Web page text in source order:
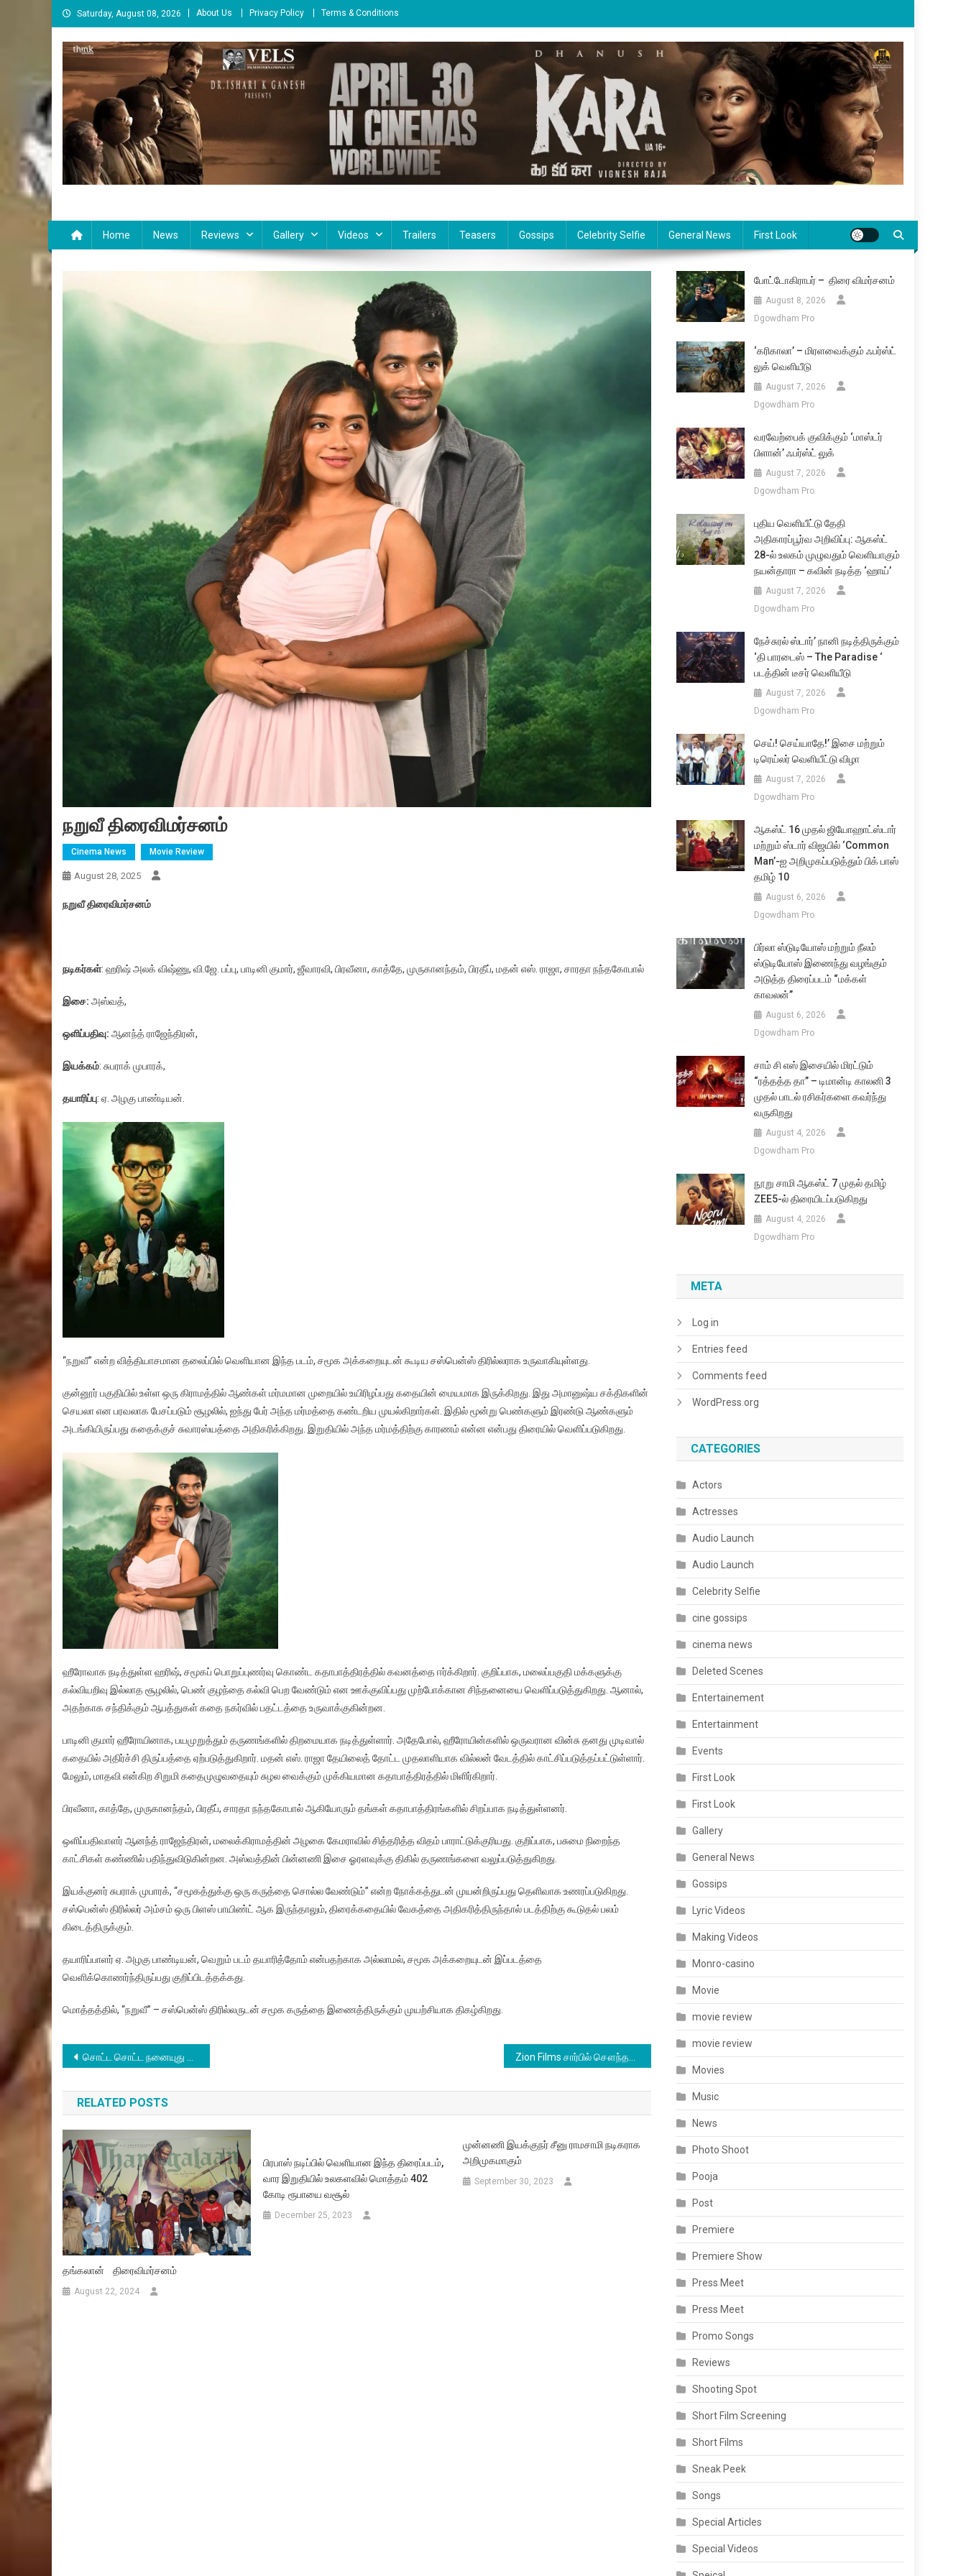
Skip
to
content
Saturday, August 08, 2026 About Us Privacy Policy Terms & Conditions
Cinema Paarvai
Home News Reviews Gallery Videos Trailers Teasers Gossips Celebrity Selfie General News First Look
நறுவீ திரைவிமர்சனம்
Cinema News Movie Review
August 28, 2025
நறுவீ திரைவிமர்சனம்
நடிகர்கள்: ஹரிஷ் அலக் விஷ்ணு, வி.ஜே. பப்பு, பாடினி குமார், ஜீவாரவி, பிரவீனா, காத்தே, முருகானந்தம், பிரதீப், மதன் எஸ். ராஜா, சாரதா நந்தகோபால்
இசை: அஸ்வத்,
ஒளிப்பதிவு: ஆனந்த் ராஜேந்திரன்,
இயக்கம்: சுபராக் முபாரக்,
தயாரிப்பு: ஏ. அழகு பாண்டியன்.
“நறுவீ” என்ற வித்தியாசமான தலைப்பில் வெளியான இந்த படம், சமூக அக்கறையுடன் கூடிய சஸ்பென்ஸ் திரில்லராக உருவாகியுள்ளது.
குன்னூர் பகுதியில் உள்ள ஒரு கிராமத்தில் ஆண்கள் மர்மமான முறையில் உயிரிழப்பது கதையின் மையமாக இருக்கிறது. இது அமானுஷ்ய சக்திகளின்
செயலா என பரவலாக பேசப்படும் சூழலில், ஐந்து பேர் அந்த மர்மத்தை கண்டறிய முயல்கிறார்கள். இதில் மூன்று பெண்களும் இரண்டு ஆண்களும்
அடங்கியிருப்பது கதைக்குச் சுவாரஸ்யத்தை அதிகரிக்கிறது. இறுதியில் அந்த மர்மத்திற்கு காரணம் என்ன என்பது திரையில் வெளிப்படுகிறது.
ஹீரோவாக நடித்துள்ள ஹரிஷ், சமூகப் பொறுப்புணர்வு கொண்ட கதாபாத்திரத்தில் கவனத்தை ஈர்க்கிறார். குறிப்பாக, மலைப்பகுதி மக்களுக்கு
கல்வியறிவு இல்லாத சூழலில், பெண் குழந்தை கல்வி பெற வேண்டும் என ஊக்குவிப்பது முற்போக்கான சிந்தனையை வெளிப்படுத்துகிறது. ஆனால்,
அதற்காக சந்திக்கும் ஆபத்துகள் கதை நகர்வில் பதட்டத்தை உருவாக்குகின்றன.
பாடினி குமார் ஹீரோயினாக, பயமுறுத்தும் தருணங்களில் திறமையாக நடித்துள்ளார். அதேபோல், ஹீரோயின்களில் ஒருவரான வின்சு தனது முடிவால்
கதையில் அதிர்ச்சி திருப்பத்தை ஏற்படுத்துகிறார். மதன் எஸ். ராஜா தேயிலைத் தோட்ட முதலாளியாக வில்லன் வேடத்தில் காட்சிப்படுத்தப்பட்டுள்ளார்.
மேலும், மாதவி என்கிற சிறுமி கதைமுழுவதையும் சுழல வைக்கும் முக்கியமான கதாபாத்திரத்தில் மிளிர்கிறார்.
பிரவீனா, காத்தே, முருகானந்தம், பிரதீப், சாரதா நந்தகோபால் ஆகியோரும் தங்கள் கதாபாத்திரங்களில் சிறப்பாக நடித்துள்ளனர்.
ஒளிப்பதிவாளர் ஆனந்த் ராஜேந்திரன், மலைக்கிராமத்தின் அழகை கேமராவில் சித்தரித்த விதம் பாராட்டுக்குரியது. குறிப்பாக, பசுமை நிறைந்த
காட்சிகள் கண்ணில் பதிந்துவிடுகின்றன. அஸ்வத்தின் பின்னணி இசை ஓரளவுக்கு திகில் தருணங்களை வலுப்படுத்துகிறது.
இயக்குனர் சுபராக் முபாரக், “சமூகத்துக்கு ஒரு கருத்தை சொல்ல வேண்டும்” என்ற நோக்கத்துடன் முயன்றிருப்பது தெளிவாக உணரப்படுகிறது.
சஸ்பென்ஸ் திரில்லர் அம்சம் ஒரு பிளஸ் பாயிண்ட் ஆக இருந்தாலும், திரைக்கதையில் வேகத்தை அதிகரித்திருந்தால் படத்திற்கு கூடுதல் பலம்
கிடைத்திருக்கும்.
தயாரிப்பாளர் ஏ. அழகு பாண்டியன், வெறும் படம் தயாரித்தோம் என்பதற்காக அல்லாமல், சமூக அக்கறையுடன் இப்படத்தை
வெளிக்கொணர்ந்திருப்பது குறிப்பிடத்தக்கது.
மொத்தத்தில், “நறுவீ” – சஸ்பென்ஸ் திரில்லருடன் சமூக கருத்தை இணைத்திருக்கும் முயற்சியாக திகழ்கிறது.
Post
navigation
சொட்ட சொட்ட நனையுது திரைவிமர்சனம் Zion Films சார்பில் சௌந்தர்யா ரஜினிகாந்த் MRP Entertainment இணைந்து வழங்க, அபிஷன் ஜீவிந்த் நாயகனாக நடிக்கும் புதிய படம்
RELATED POSTS
தங்கலான் திரைவிமர்சனம்
August 22, 2024
பிரபாஸ் நடிப்பில் வெளியான இந்த திரைப்படம்,
வார இறுதியில் உலகளவில் மொத்தம் 402
கோடி ரூபாயை வசூல்
December 25, 2023
முன்னணி இயக்குநர் சீனு ராமசாமி நடிகராக
அறிமுகமாகும்
September 30, 2023
போட்டோகிராபர் – திரை விமர்சனம்
August 8, 2026
Dgowdham Pro
‘கரிகாலா’ – மிரளவைக்கும் ஃபர்ஸ்ட்
லுக் வெளியீடு
August 7, 2026
Dgowdham Pro
வரவேற்பைக் குவிக்கும் ‘மாஸ்டர்
பிளான்’ ஃபர்ஸ்ட் லுக்
August 7, 2026
Dgowdham Pro
புதிய வெளியீட்டு தேதி
அதிகாரப்பூர்வ அறிவிப்பு: ஆகஸ்ட்
28-ல் உலகம் முழுவதும் வெளியாகும்
நயன்தாரா – கவின் நடித்த ‘ஹாய்’
August 7, 2026
Dgowdham Pro
நேச்சுரல் ஸ்டார்’ நானி நடித்திருக்கும்
‘தி பாரடைஸ் – The Paradise ‘
படத்தின் டீசர் வெளியீடு
August 7, 2026
Dgowdham Pro
செய்! செய்யாதே!’ இசை மற்றும்
டிரெய்லர் வெளியீட்டு விழா
August 7, 2026
Dgowdham Pro
ஆகஸ்ட் 16 முதல் ஜியோஹாட்ஸ்டார்
மற்றும் ஸ்டார் விஜயில் ‘Common
Man’-ஐ அறிமுகப்படுத்தும் பிக் பாஸ்
தமிழ் 10
August 6, 2026
Dgowdham Pro
பிர்லா ஸ்டுடியோஸ் மற்றும் நீலம்
ஸ்டுடியோஸ் இணைந்து வழங்கும்
அடுத்த திரைப்படம் “மக்கள்
காவலன்”
August 6, 2026
Dgowdham Pro
சாம் சி எஸ் இசையில் மிரட்டும்
“ரத்தத்த தா” – டிமான்டி காலனி 3
முதல் பாடல் ரசிகர்களை கவர்ந்து
வருகிறது
August 4, 2026
Dgowdham Pro
நூறு சாமி ஆகஸ்ட் 7 முதல் தமிழ்
ZEE5-ல் திரையிடப்படுகிறது
August 4, 2026
Dgowdham Pro
META
Log in
Entries feed
Comments feed
WordPress.org
CATEGORIES
Actors
Actresses
Audio Launch
Audio Launch
Celebrity Selfie
cine gossips
cinema news
Deleted Scenes
Entertainement
Entertainment
Events
First Look
First Look
Gallery
General News
Gossips
Lyric Videos
Making Videos
Monro-casino
Movie
movie review
movie review
Movies
Music
News
Photo Shoot
Pooja
Post
Premiere
Premiere Show
Press Meet
Press Meet
Promo Songs
Reviews
Shooting Spot
Short Film Screening
Short Films
Sneak Peek
Songs
Special Articles
Special Videos